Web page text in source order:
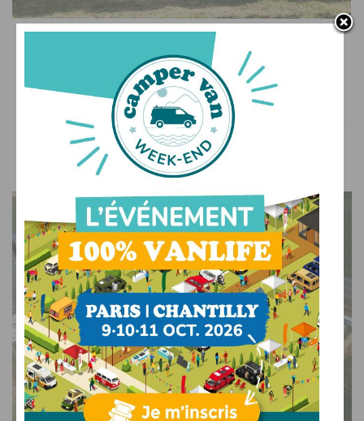
SUR LE WEB
Camper Van Week-End : l’événement 100% vans et
fourgons aménagés
VOUS AIMEREZ AUSSI